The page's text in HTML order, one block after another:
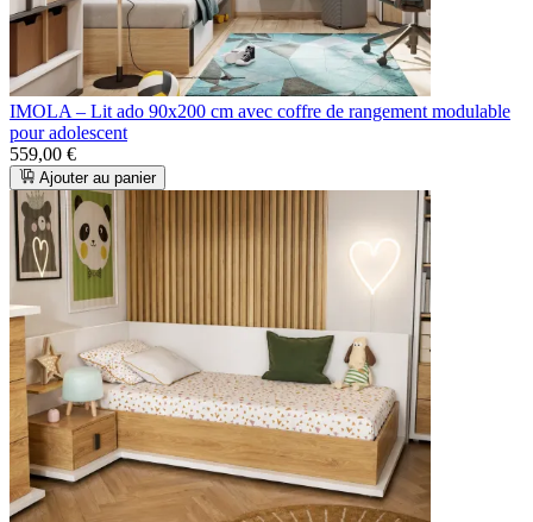
IMOLA – Lit ado 90x200 cm avec coffre de rangement modulable
pour adolescent
559,00 €
Ajouter au panier